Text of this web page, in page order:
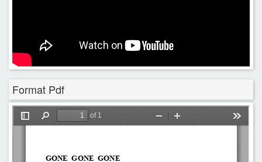
Format Pdf